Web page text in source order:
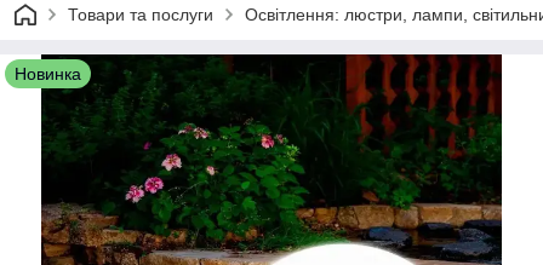
Товари та послуги Освітлення: люстри, лампи,
Новинка